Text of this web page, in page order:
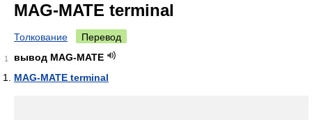
MAG-MATE terminal
Толкование Перевод
1
вывод MAG-MATE
MAG-MATE terminal